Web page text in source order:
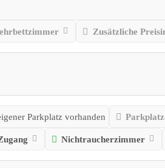
Zusätzliche
Parkplatz vorhanden
Nichtraucherzimmer